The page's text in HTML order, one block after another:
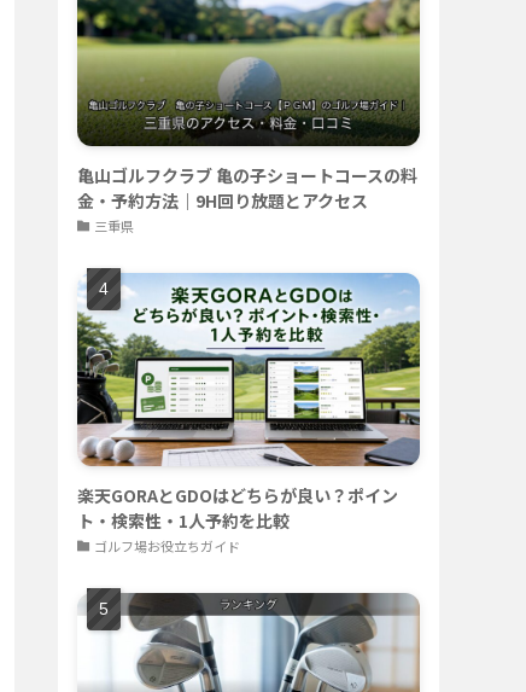
亀山ゴルフクラブ 亀の子ショートコースの料
金・予約方法｜9H回り放題とアクセス
三重県
楽天GORAとGDOはどちらが良い？ポイン
ト・検索性・1人予約を比較
ゴルフ場お役立ちガイド